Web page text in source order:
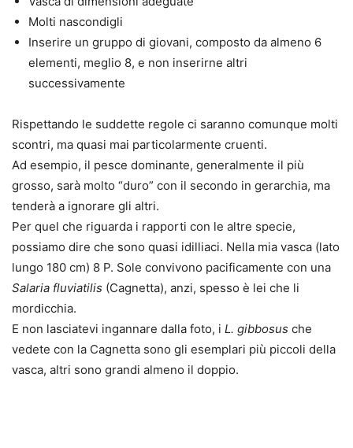
Molti nascondigli
Inserire un gruppo di giovani, composto da almeno 6
elementi, meglio 8, e non inserirne altri
successivamente
Rispettando le suddette regole ci saranno comunque molti
scontri, ma quasi mai particolarmente cruenti.
Ad esempio, il pesce dominante, generalmente il più
grosso, sarà molto “duro” con il secondo in gerarchia, ma
tenderà a ignorare gli altri.
Per quel che riguarda i rapporti con le altre specie,
possiamo dire che sono quasi idilliaci. Nella mia vasca (lato
lungo 180 cm) 8 P. Sole convivono pacificamente con una
Salaria fluviatilis (Cagnetta), anzi, spesso è lei che li
mordicchia.
E non lasciatevi ingannare dalla foto, i L. gibbosus che
vedete con la Cagnetta sono gli esemplari più piccoli della
vasca, altri sono grandi almeno il doppio.